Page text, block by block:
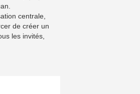
centrale,
de créer un
les invités,